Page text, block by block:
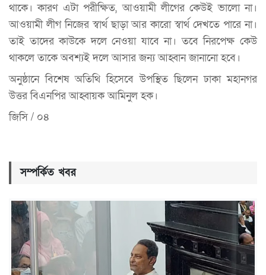
থাকে। কারণ এটা পরীক্ষিত, আওয়ামী লীগের কেউই ভালো না।
আওয়ামী লীগ নিজের স্বার্থ ছাড়া আর কারো স্বার্থ দেখতে পারে না।
তাই তাদের কাউকে দলে নেওয়া যাবে না। তবে নিরপেক্ষ কেউ
থাকলে তাকে অবশ্যই দলে আসার জন্য আহ্বান জানানো হবে।
অনুষ্ঠানে বিশেষ অতিথি হিসেবে উপস্থিত ছিলেন ঢাকা মহানগর
উত্তর বিএনপির আহ্বায়ক আমিনুল হক।
জিসি / ০৪
সম্পর্কিত খবর